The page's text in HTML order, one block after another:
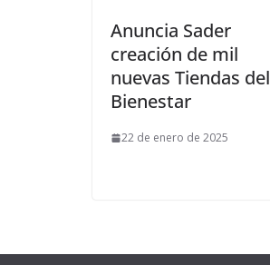
Anuncia Sader
creación de mil
nuevas Tiendas del
Bienestar
22 de enero de 2025